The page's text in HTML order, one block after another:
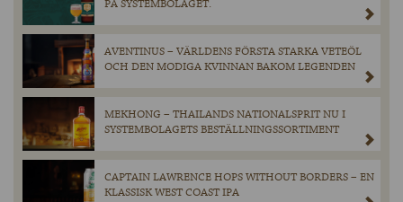
PÅ SYSTEMBOLAGET.
AVENTINUS – VÄRLDENS FÖRSTA STARKA VETEÖL
OCH DEN MODIGA KVINNAN BAKOM LEGENDEN
MEKHONG – THAILANDS NATIONALSPRIT NU I
SYSTEMBOLAGETS BESTÄLLNINGSSORTIMENT
CAPTAIN LAWRENCE HOPS WITHOUT BORDERS – EN
KLASSISK WEST COAST IPA